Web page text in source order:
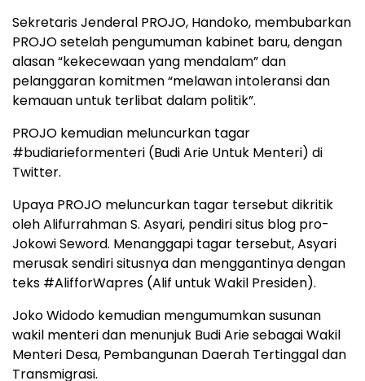
Sekretaris Jenderal PROJO, Handoko, membubarkan
PROJO setelah pengumuman kabinet baru, dengan
alasan “kekecewaan yang mendalam” dan
pelanggaran komitmen “melawan intoleransi dan
kemauan untuk terlibat dalam politik”.
PROJO kemudian meluncurkan tagar
#budiarieformenteri (Budi Arie Untuk Menteri) di
Twitter.
Upaya PROJO meluncurkan tagar tersebut dikritik
oleh Alifurrahman S. Asyari, pendiri situs blog pro-
Jokowi Seword. Menanggapi tagar tersebut, Asyari
merusak sendiri situsnya dan menggantinya dengan
teks #AlifforWapres (Alif untuk Wakil Presiden).
Joko Widodo kemudian mengumumkan susunan
wakil menteri dan menunjuk Budi Arie sebagai Wakil
Menteri Desa, Pembangunan Daerah Tertinggal dan
Transmigrasi.